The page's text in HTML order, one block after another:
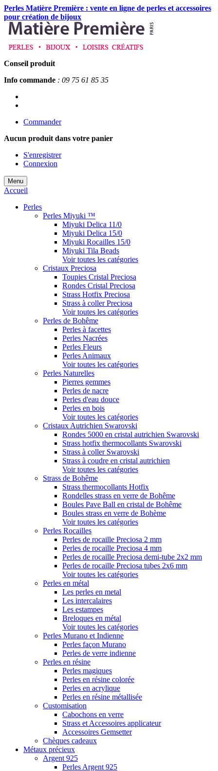
Perles Matière Première : vente en ligne de perles et accessoires
pour création de bijoux
Conseil produit
Info commande : 09 75 61 85 35
Commander
Aucun produit dans votre panier
S'enregistrer
Connexion
Menu
Accueil
Perles
Perles Miyuki ™
Miyuki Delica 11/0
Miyuki Delica 15/0
Miyuki Rocailles 15/0
Miyuki Tila Beads
Voir toutes les catégories
Cristaux Preciosa
Toupies Cristal Preciosa
Rondes Cristal Preciosa
Strass Hotfix Preciosa
Strass à coller Preciosa
Voir toutes les catégories
Perles de Bohême
Perles à facettes
Perles Nacrées
Perles Fleurs
Perles Animaux
Voir toutes les catégories
Perles Naturelles
Pierres gemmes
Perles de nacre
Perles d'eau douce
Perles en bois
Voir toutes les catégories
Cristaux Autrichien Swarovski
Rondes 5000 en cristal autrichien Swarovski
Strass hotfix thermocollants Swarovski
Strass à coller Swarovski
Strass à coudre en cristal autrichien
Voir toutes les catégories
Strass de Bohême
Strass thermocollants Hotfix
Rondelles strass en verre de Bohême
Boules Pave Ball en cristal de Bohême
Boules strass en verre de Bohème
Voir toutes les catégories
Perles Rocailles
Perles de rocaille Preciosa 2 mm
Perles de rocaille Preciosa 4 mm
Perles de rocaille Preciosa demi-tube 2x2 mm
Perles de rocaille Preciosa tubes 2x6 mm
Voir toutes les catégories
Perles en métal
Les perles en metal
Les intercalaires
Les estampes
Breloques en métal
Voir toutes les catégories
Perles Murano et Indienne
Perles façon Murano
Perles de verre indienne
Perles en résine
Perles magiques
Perles en résine colorée
Perles en acrylique
Perles en résine métallisée
Customisation
Cabochons en verre
Strass et Accessoires applicateur
Accessoires Gemsetter
Chèques cadeaux
Métaux précieux
Argent 925
Perles Argent 925